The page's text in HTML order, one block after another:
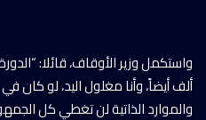
واستكمل وزير الأوقاف، قائلا:
ألف أيضاً، وأنا مغلول اليد، لو كان